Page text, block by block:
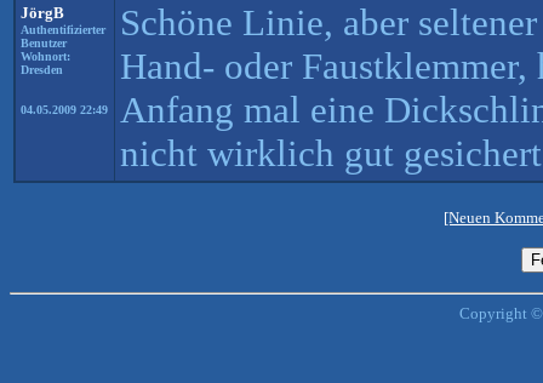
JörgB
Authentifizierter
Benutzer
Wohnort:
Dresden
04.05.2009 22:49
Schöne Linie, aber
Hand- oder
Anfang mal eine
nicht wirklich gut
[Neuen
Copyright ©